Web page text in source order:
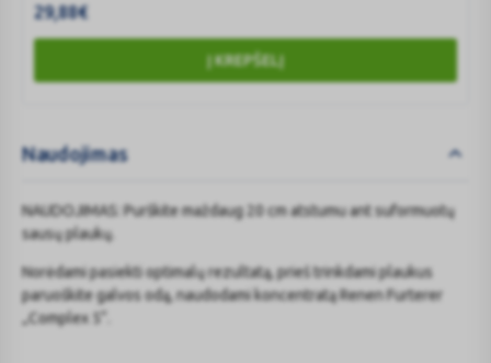
29,88€
Į KREPŠELĮ
Naudojimas
NAUDOJIMAS: Purškite maždaug 20 cm atstumu ant suformuotų
sausų plaukų.
Norėdami pasiekti optimalų rezultatą, prieš trinkdami plaukus
paruoškite galvos odą, naudodami koncentratą Renen Furterer
„Complex 5“.